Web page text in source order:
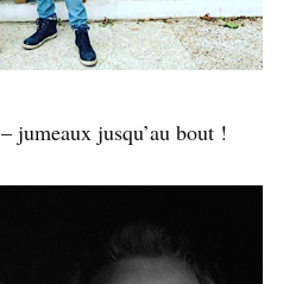
– jumeaux jusqu’au bout !